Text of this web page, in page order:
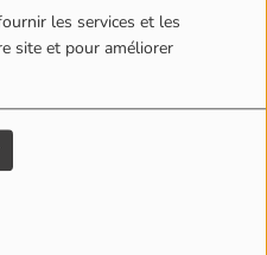
les services et les
site et pour améliorer